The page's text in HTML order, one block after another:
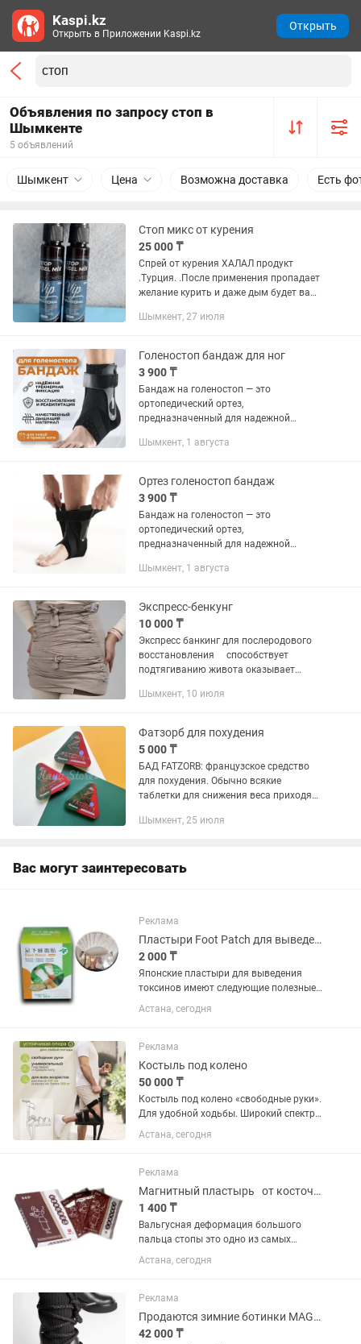
Объявления по запросу стоп в
Шымкенте
5 объявлений
Шымкент Цена Возможна доставка Есть
Стоп микс от курения
25 000 ₸
Спрей от курения ХАЛАЛ продукт
.Турция. .После применения пропадает
желание курить и даже дым будет вам
бронхит,кашель.Состав
под язык.2 шт.флакона...
Шымкент, 27 июля
Голеностоп бандаж для ног
3 900 ₸
Бандаж на голеностоп — это
ортопедический ортез,
предназначенный для надежной
обеспечивает поддержку и защиту на
после...
Шымкент, 1 августа
Ортез голеностоп бандаж
3 900 ₸
Бандаж на голеностоп — это
ортопедический ортез,
предназначенный для надежной
обеспечивает поддержку и защиту на
после...
Шымкент, 1 августа
Экспресс-бенкунг
10 000 ₸
Экспресс банкинг для послеродового
восстановления ⠀ способствует
подтягиванию живота оказывает
мышц тазового дна повышает тонус
и...
Шымкент, 10 июля
Фатзорб для похудения
5 000 ₸
БАД FATZORB: французское средство
для похудения. Обычно всякие
таблетки для снижения веса приходят
Китая. Но сегодня мы хотим
Шымкент, 25 июля
Вас могут заинтересовать
Реклама
Пластыри Foot Patch для выведения токсинов из организма
2 000 ₸
Японские пластыри для выведения
токсинов имеют следующие полезные
свойства: Выводят токсины. Убирают
отеки и спазмы. Убирают болевые
веществ и повышают иммунитет....
Астана, сегодня
Реклама
Костыль под колено
50 000 ₸
Костыль под колено «свободные руки».
Для удобной ходьбы. Широкий спектр
применения. Костыль разработан для
людей с различными травмами и
ампутация; диабетическая...
Астана, сегодня
Реклама
Магнитный пластырь от косточек на ногах
1 400 ₸
Вальгусная деформация большого
пальца стопы это одно из самых
распространенных заболеваний ног.
Развитию деформации первого пальца
подобранная обувь. Особенно это...
Астана, сегодня
Реклама
Продаются зимние ботинки MAGZA (Турция)Цена со скидкой 50%
42 000 ₸
Kaspi.kz
Открыть в Приложении Kaspi.kz
Открыть